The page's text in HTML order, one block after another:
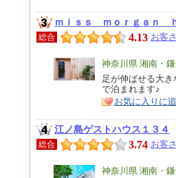
ｍｉｓｓ ｍｏｒｇａｎ
総合 4.13 お客
エ
リ
ア
神奈川県 湘南・
特
徴
足が伸ばせる大
で泊まれます♪
お気に入りに
江ノ島ゲストハウス１３４
総合 3.74 お客
エ
神奈川県 湘南・